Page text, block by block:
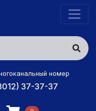
номер
37-37-37